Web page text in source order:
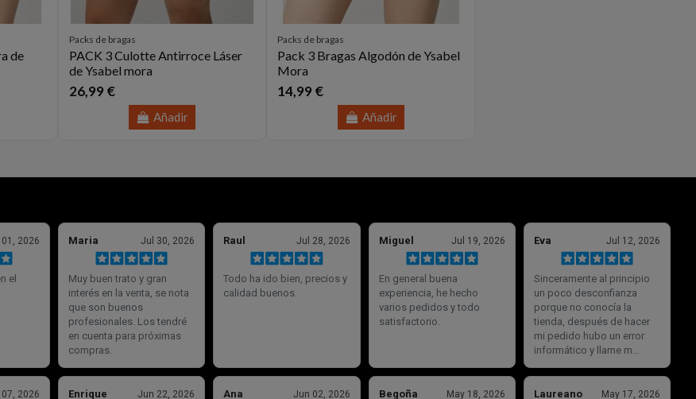
de
Packs de bragas
PACK 3 Culotte Antirroce Láser
de Ysabel mora
26,99 €
Añadir
Packs de bragas
Pack 3 Bragas Algodón de Ysabel
Mora
14,99 €
Añadir